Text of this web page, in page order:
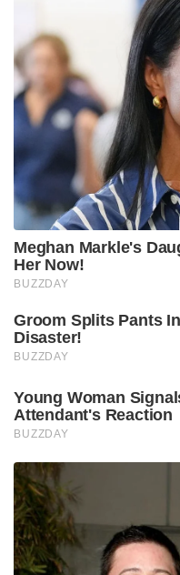
Meghan Markle's
Her Now!
BUZZDAY
Groom Splits Pants
Disaster!
BUZZDAY
Young Woman
Attendant's Reaction
BUZZDAY